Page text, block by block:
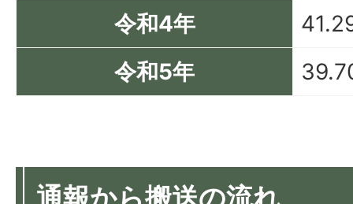
令和4年
令和5年
通報から搬送の流れ